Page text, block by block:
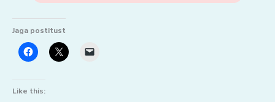
Jaga postitust
Like this: